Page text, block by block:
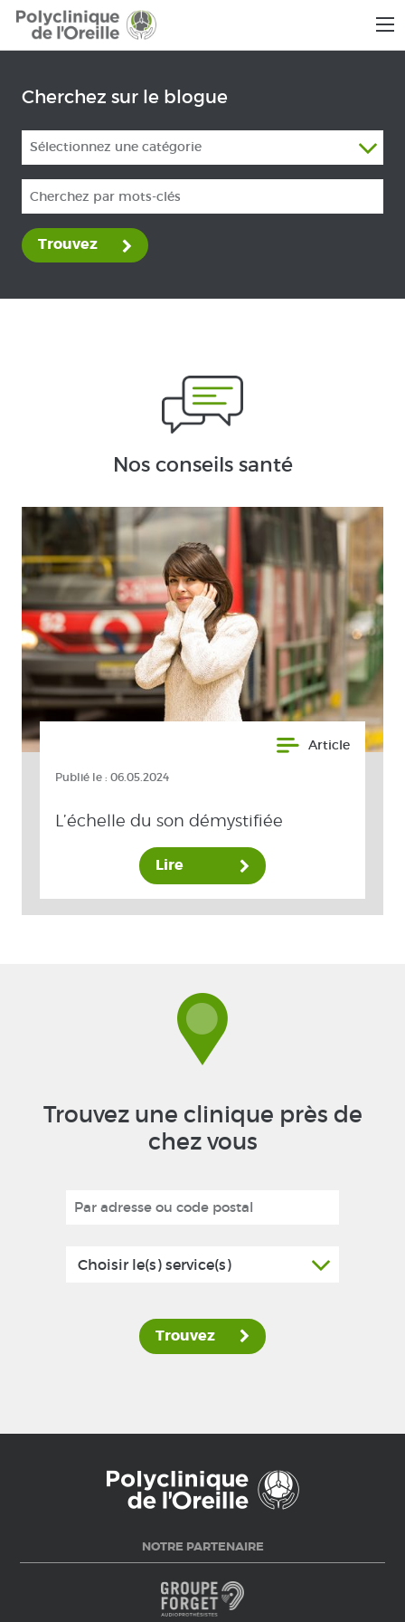
Cherchez sur le blogue
Sélectionnez une catégorie
Trouvez
Nos conseils santé
Article
Publié le : 06.05.2024
L’échelle du son démystifiée
Lire
Trouvez une clinique près de
chez vous
Choisir le(s) service(s)
Trouvez
NOTRE PARTENAIRE